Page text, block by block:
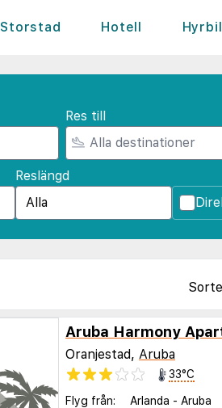
Storstad Hotell Hyrbil
Res till
Reslängd
Aruba Harmony
Oranjestad, Aruba
33°C
Flyg från: Arlanda - Aruba